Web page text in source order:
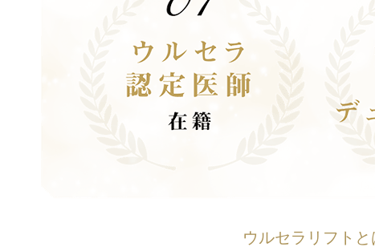
ウルセラリフトと